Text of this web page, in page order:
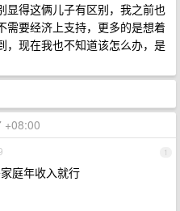
显得这俩儿子有区别，我之前也
需要经济上支持，更多的是想着
，现在我也不知道该怎么办，是
+08:00
1
庭年收入就行